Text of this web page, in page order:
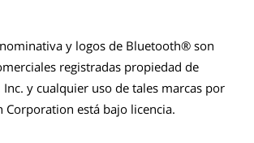
y logos de Bluetooth® son
registradas propiedad de
Inc. y cualquier uso de tales marcas por
Corporation está bajo licencia.